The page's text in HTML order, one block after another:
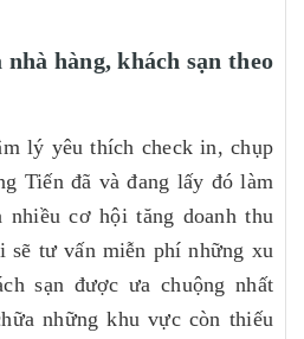
hàng, khách sạn theo
lý yêu thích check in, chụp
Tiến đã và đang lấy đó làm
nhiều cơ hội tăng doanh thu
sẽ tư vấn miễn phí những xu
sạn được ưa chuộng nhất
những khu vực còn thiếu